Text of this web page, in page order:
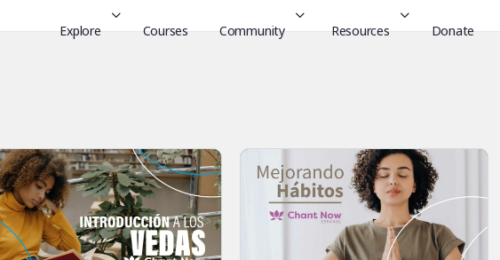
Explore Courses Community Resources Donate